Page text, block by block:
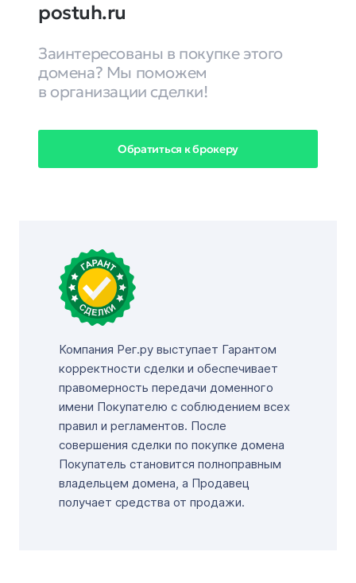
postuh.ru
Заинтересованы в покупке этого
домена? Мы поможем
в организации сделки!
Обратиться к брокеру
Компания Рег.ру выступает Гарантом
корректности сделки и обеспечивает
правомерность передачи доменного
имени Покупателю с соблюдением всех
правил и регламентов. После
совершения сделки по покупке домена
Покупатель становится полноправным
владельцем домена, а Продавец
получает средства от продажи.